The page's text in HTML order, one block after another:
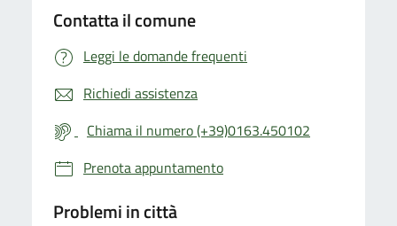
Contatta il comune
Leggi le domande frequenti
Richiedi assistenza
Chiama il numero (+39)0163.450102
Prenota appuntamento
Problemi in città